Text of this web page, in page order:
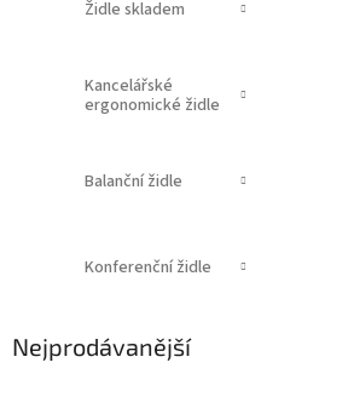
Židle skladem
Kancelářské
ergonomické židle
Balanční židle
Konferenční židle
Nejprodávanější